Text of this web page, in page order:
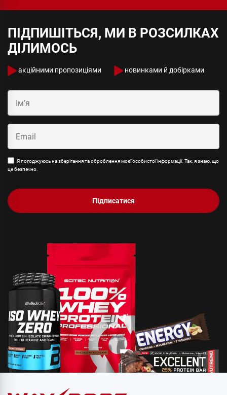
ПІДПИШІТЬСЯ, МИ В РОЗСИЛКАХ
ДІЛИМОСЬ
акційними пропозиціями новинками й добірками
Я погоджуюсь на зберігання та оброблення моєї особистої інформації. Так, я знаю, що
це безпечно.
Підписатися